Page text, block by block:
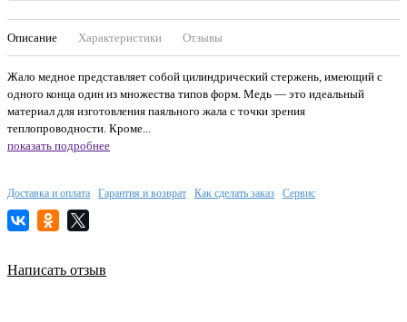
Описание Характеристики Отзывы
Жало медное представляет собой цилиндрический стержень, имеющий с
одного конца один из множества типов форм. Медь — это идеальный
материал для изготовления паяльного жала с точки зрения
теплопроводности. Кроме...
показать подробнее
Доставка и оплата Гарантия и возврат Как сделать заказ Сервис
Написать отзыв